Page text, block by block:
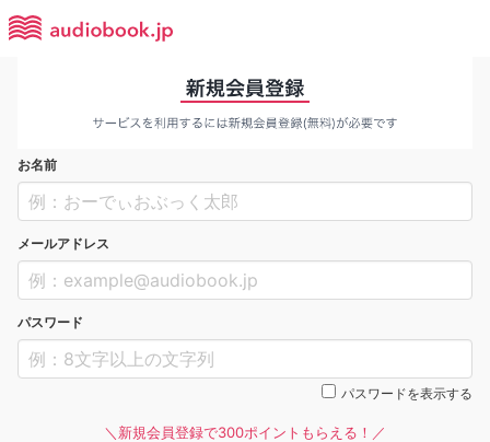
お名前
メールアドレス
パスワード
パスワードを表示する
＼新規会員登録で300ポイントもらえる！／